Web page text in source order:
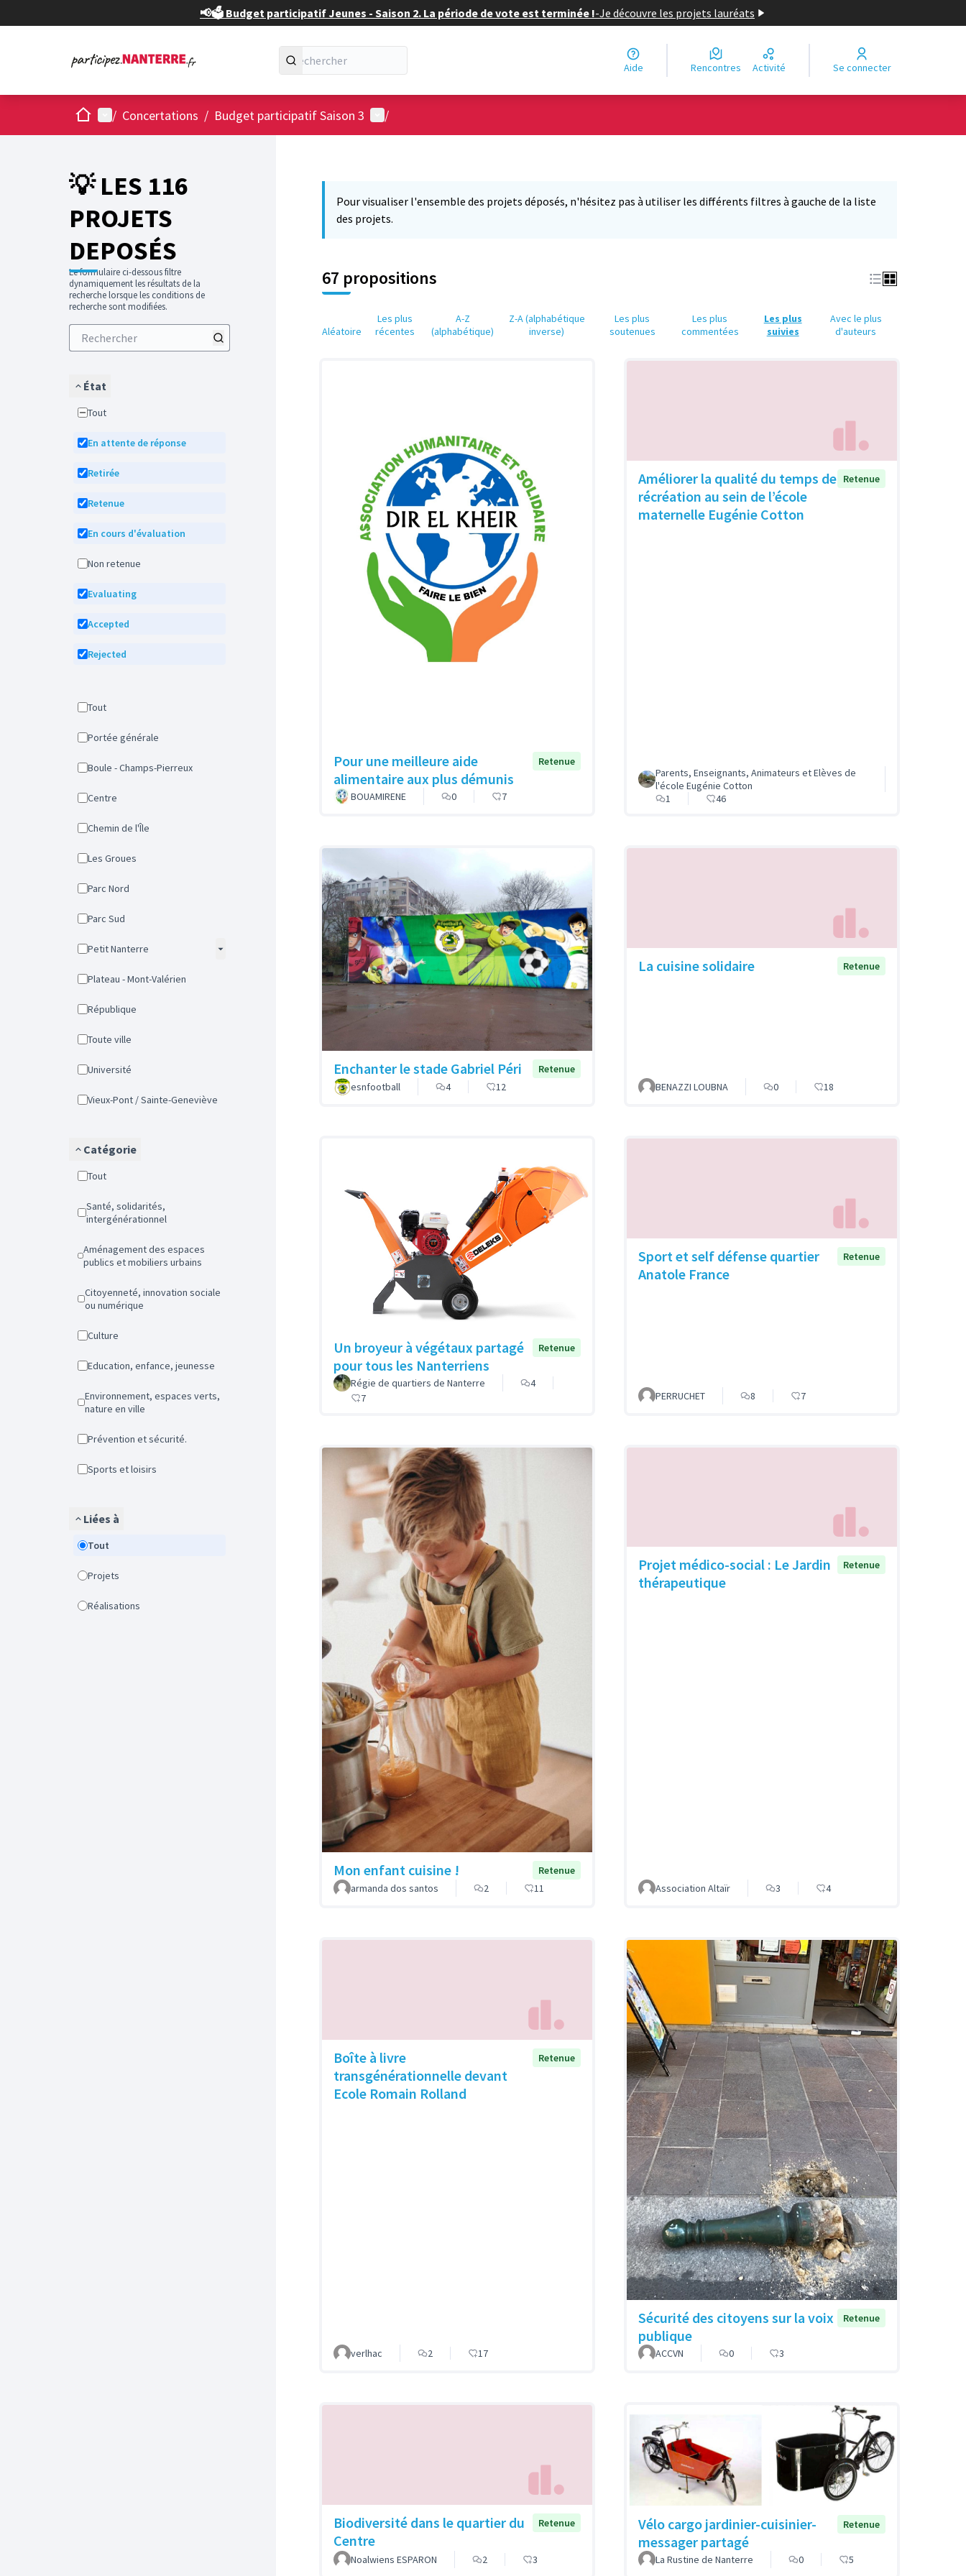
📢🗳️ Budget participatif Jeunes - Saison 2. La période de vote est terminée !-Je découvre les projets lauréats
Aide Rencontres Activité Se connecter
AccueilMenu principal
/ Concertations / Budget participatif Saison 3 Menu utilisateur
/
💡 LES 116
PROJETS
DEPOSÉS
Le formulaire ci-dessous filtre
dynamiquement les résultats de la
recherche lorsque les conditions de
recherche sont modifiées.
État
Tout
En attente de réponse
Retirée
Retenue
En cours d'évaluation
Non retenue
Evaluating
Accepted
Rejected
Tout
Portée générale
Boule - Champs-Pierreux
Centre
Chemin de l'Île
Les Groues
Parc Nord
Parc Sud
Petit Nanterre
Plateau - Mont-Valérien
République
Toute ville
Université
Vieux-Pont / Sainte-Geneviève
Catégorie
Tout
Santé, solidarités,
intergénérationnel
Aménagement des espaces
publics et mobiliers urbains
Citoyenneté, innovation sociale
ou numérique
Culture
Education, enfance, jeunesse
Environnement, espaces verts,
nature en ville
Prévention et sécurité.
Sports et loisirs
Liées à
Tout
Projets
Réalisations
Pour visualiser l'ensemble des projets déposés, n'hésitez pas à utiliser les différents filtres à gauche de la liste
des projets.
67 propositions
Aléatoire
Les plus
récentes
A-Z
(alphabétique)
Z-A (alphabétique
inverse)
Les plus
soutenues
Les plus
commentées
Les plus
suivies
Avec le plus
d'auteurs
Pour une meilleure aide
alimentaire aux plus démunis
Retenue
BOUAMIRENE 0 7
Améliorer la qualité du temps de
récréation au sein de l’école
maternelle Eugénie Cotton
Retenue
Parents, Enseignants, Animateurs et Elèves de
l'école Eugénie Cotton
1
46
Enchanter le stade Gabriel Péri
Retenue
esnfootball
4 12
La cuisine solidaire Retenue
BENAZZI LOUBNA 0 18
Un broyeur à végétaux partagé
pour tous les Nanterriens
Retenue
Régie de quartiers de Nanterre
4
7
Sport et self défense quartier
Anatole France
Retenue
PERRUCHET 8 7
Mon enfant cuisine !
Retenue
armanda dos santos
2 11
Projet médico-social : Le Jardin
thérapeutique
Retenue
Association Altaïr 3 4
Boîte à livre
transgénérationnelle devant
Ecole Romain Rolland
Retenue
verlhac 2 17
Sécurité des citoyens sur la voix
publique
Retenue
ACCVN 0 3
Biodiversité dans le quartier du
Centre
Retenue
Noalwiens ESPARON 2 3
Vélo cargo jardinier-cuisinier-
messager partagé
Retenue
La Rustine de Nanterre 0 5